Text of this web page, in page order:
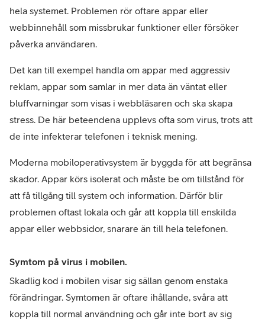
hela systemet. Problemen rör oftare appar eller
webbinnehåll som missbrukar funktioner eller försöker
påverka användaren.
Det kan till exempel handla om appar med aggressiv
reklam, appar som samlar in mer data än väntat eller
bluffvarningar som visas i webbläsaren och ska skapa
stress. De här beteendena upplevs ofta som virus, trots att
de inte infekterar telefonen i teknisk mening.
Moderna mobiloperativsystem är byggda för att begränsa
skador. Appar körs isolerat och måste be om tillstånd för
att få tillgång till system och information. Därför blir
problemen oftast lokala och går att koppla till enskilda
appar eller webbsidor, snarare än till hela telefonen.
Symtom på virus i mobilen.
Skadlig kod i mobilen visar sig sällan genom enstaka
förändringar. Symtomen är oftare ihållande, svåra att
koppla till normal användning och går inte bort av sig